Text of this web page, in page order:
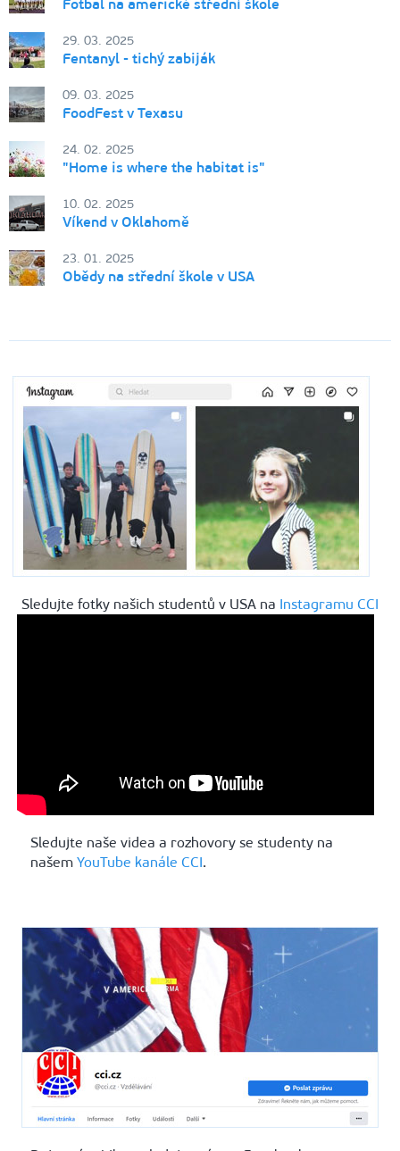
Fotbal na americké střední škole
29. 03. 2025
Fentanyl - tichý zabiják
09. 03. 2025
FoodFest v Texasu
24. 02. 2025
"Home is where the habitat is"
10. 02. 2025
Víkend v Oklahomě
23. 01. 2025
Obědy na střední škole v USA
Sledujte fotky našich studentů v USA na Instagramu CCI
Sledujte naše videa a rozhovory se studenty na
našem YouTube kanále CCI.